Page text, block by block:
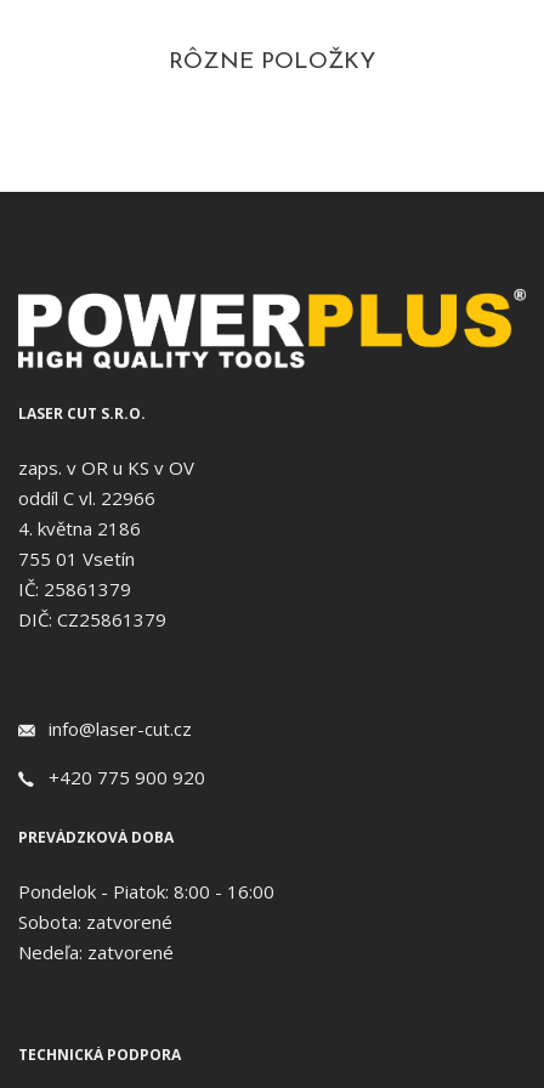
RÔZNE POLOŽKY
LASER CUT S.R.O.
zaps. v OR u KS v OV
oddíl C vl. 22966
4. května 2186
755 01 Vsetín
IČ: 25861379
DIČ: CZ25861379
info@laser-cut.cz
+420 775 900 920
PREVÁDZKOVÁ DOBA
Pondelok - Piatok: 8:00 - 16:00
Sobota: zatvorené
Nedeľa: zatvorené
TECHNICKÁ PODPORA